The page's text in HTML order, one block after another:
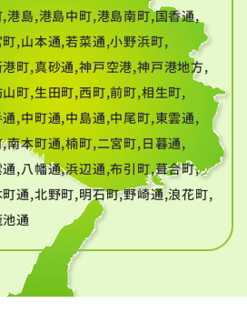
港島,港島中町,港島南町,国香通,
,山本通,若菜通,小野浜町,
町,真砂通,神戸空港,神戸港地方,
町,生田町,西町,前町,相生町,
,中町通,中島通,中尾町,東雲通,
南本町通,楠町,二宮町,日暮通,
,八幡通,浜辺通,布引町,葺合町,
通,北野町,明石町,野崎通,浪花町,
通